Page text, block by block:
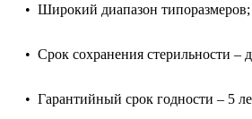
• Широкий диапазон типоразмеров;
• Срок сохранения стерильности –
• Гарантийный срок годности – 5